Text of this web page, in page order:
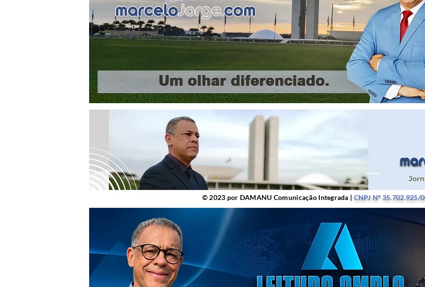
© 2023 por DAMANU Comunicação Integrada | CNPJ Nº
© 2023 por DAMANU Comunicação Integrada | CNPJ Nº 35.702.925/